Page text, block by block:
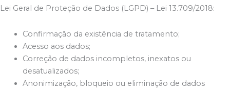
Lei Geral de Proteção de Dados (LGPD) – Lei 13.709∕2018:
Confirmação da existência de tratamento;
Acesso aos dados;
Correção de dados incompletos, inexatos ou
desatualizados;
Anonimização, bloqueio ou eliminação de dados